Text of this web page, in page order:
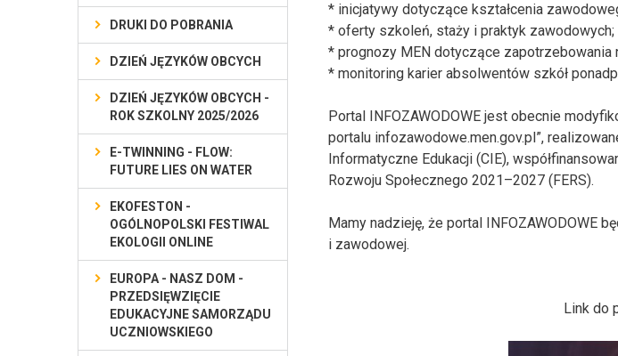
* inicjatywy dotyczące kształcenia
* oferty szkoleń, staży i praktyk zawodowych;
* prognozy MEN dotyczące zapotrzebowania
* monitoring karier absolwentów szkół
Portal INFOZAWODOWE jest obecnie
portalu infozawodowe.men.gov.pl”,
Informatyczne Edukacji (CIE),
Rozwoju Społecznego 2021–2027 (FERS).
Mamy nadzieję, że portal INFOZAWODOWE
i zawodowej.
Link do
DRUKI DO POBRANIA
DZIEŃ JĘZYKÓW OBCYCH
DZIEŃ JĘZYKÓW OBCYCH -
ROK SZKOLNY 2025/2026
E-TWINNING - FLOW:
FUTURE LIES ON WATER
EKOFESTON -
OGÓLNOPOLSKI FESTIWAL
EKOLOGII ONLINE
EUROPA - NASZ DOM -
PRZEDSIĘWZIĘCIE
EDUKACYJNE SAMORZĄDU
UCZNIOWSKIEGO